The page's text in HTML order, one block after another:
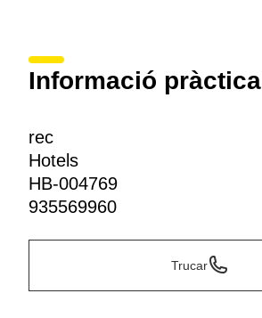
Informació pràctica
rec
Hotels
HB-004769
935569960
Trucar